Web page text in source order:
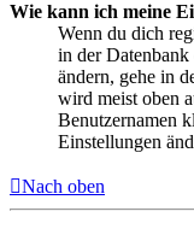
Wie kann ich meine
Wenn du dich
in der Datenbank
ändern, gehe in
wird meist oben
Benutzernamen
Einstellungen
Nach oben